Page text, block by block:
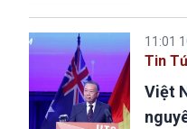
11:01
Tin
Việt